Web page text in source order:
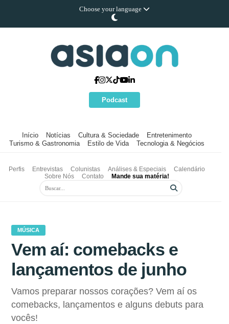
Choose your language
Podcast
Início Notícias Cultura & Sociedade
Entretenimento
Turismo & Gastronomia
Estilo de Vida Tecnologia & Negócios
Perfis Entrevistas Colunistas Análises & Especiais
Calendário
Sobre Nós
Contato Mande sua matéria!
MÚSICA
Vem aí: comebacks e
lançamentos de junho
Vamos preparar nossos corações? Vem aí os
comebacks, lançamentos e alguns debuts para
vocês!